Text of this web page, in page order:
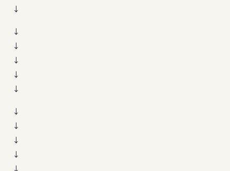
↓
↓
↓
↓
↓
↓
↓
↓
↓
↓
↓